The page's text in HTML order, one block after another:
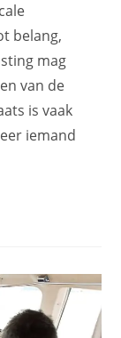
belang,
mag
van de
is vaak
iemand